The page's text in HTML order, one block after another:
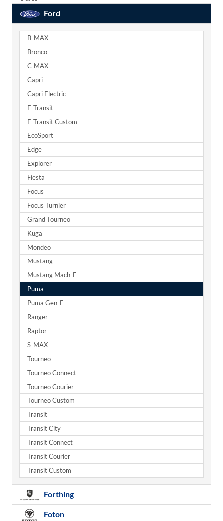
Ford
B-MAX
Bronco
C-MAX
Capri
Capri Electric
E-Transit
E-Transit Custom
EcoSport
Edge
Explorer
Fiesta
Focus
Focus Turnier
Grand Tourneo
Kuga
Mondeo
Mustang
Mustang Mach-E
Puma
Puma Gen-E
Ranger
Raptor
S-MAX
Tourneo
Tourneo Connect
Tourneo Courier
Tourneo Custom
Transit
Transit City
Transit Connect
Transit Courier
Transit Custom
Forthing
Foton